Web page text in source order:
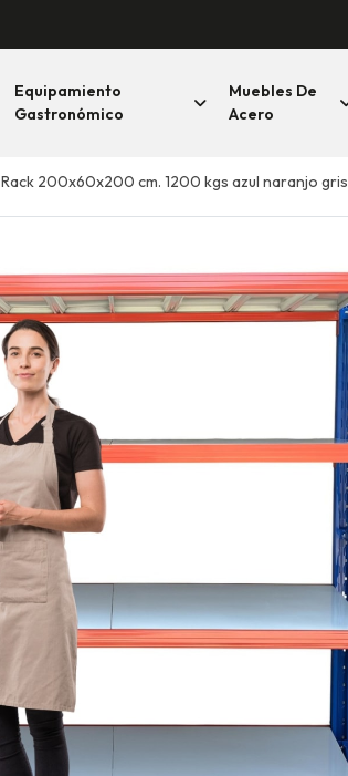
Equipamiento
Gastronómico
Muebles De
Acero
Rack 200x60x200 cm. 1200 kgs azul naranjo gris